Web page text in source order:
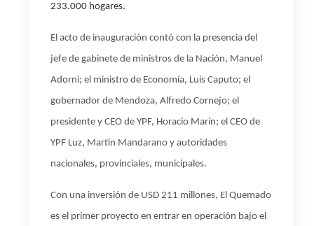
233.000 hogares.
El acto de inauguración contó con la presencia del
jefe de gabinete de ministros de la Nación, Manuel
Adorni; el ministro de Economía, Luis Caputo; el
gobernador de Mendoza, Alfredo Cornejo; el
presidente y CEO de YPF, Horacio Marín; el CEO de
YPF Luz, Martín Mandarano y autoridades
nacionales, provinciales, municipales.
Con una inversión de USD 211 millones, El Quemado
es el primer proyecto en entrar en operación bajo el